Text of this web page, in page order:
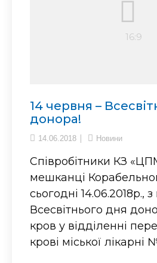
14 червня –
донора!
14.06.2018 Новини
Співробітники КЗ
мешканці
сьогодні 14.06.2018р.,
Всесвітнього дня
кров у відділенні
крові міської лікарні